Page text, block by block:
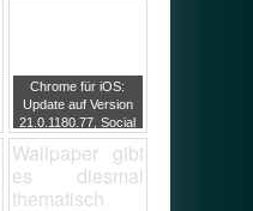
Chrome für iOS:
Update auf Version
21.0.1180.77, Social
Sharing für
Webseiten
Wallpaper gibt
es diesmal
thematisch